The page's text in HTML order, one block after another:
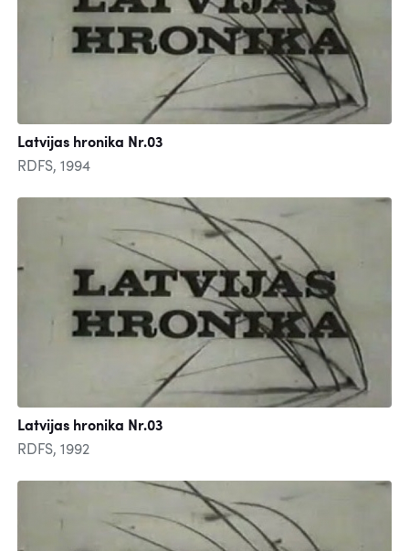
Latvijas hronika Nr.03
RDFS, 1994
Latvijas hronika Nr.03
RDFS, 1992